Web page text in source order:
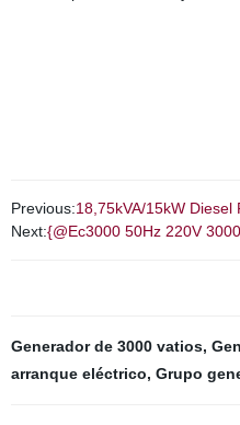
Previous:18,75kVA/15kW
Next:{@Ec3000 50Hz 220V
Generador de 3000 vatios,
arranque eléctrico, Grupo